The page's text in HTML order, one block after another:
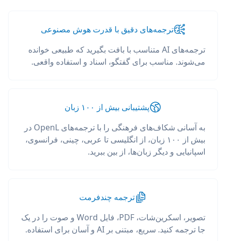
ترجمه‌های دقیق با قدرت هوش مصنوعی
ترجمه‌های AI متناسب با بافت بگیرید که طبیعی خوانده
می‌شوند. مناسب برای گفتگو، اسناد و استفاده واقعی.
پشتیبانی بیش از ۱۰۰ زبان
به آسانی شکاف‌های فرهنگی را با ترجمه‌های OpenL در
بیش از ۱۰۰ زبان، از انگلیسی تا عربی، چینی، فرانسوی،
اسپانیایی و دیگر زبان‌ها، از بین ببرید.
ترجمه چندفرمت
تصویر، اسکرین‌شات، PDF، فایل Word و صوت را در یک
جا ترجمه کنید. سریع، مبتنی بر AI و آسان برای استفاده.